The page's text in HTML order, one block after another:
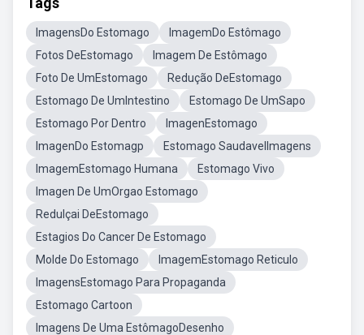
ImagensDo Estomago
ImagemDo Estômago
Fotos DeEstomago
Imagem De Estômago
Foto De UmEstomago
Redução DeEstomago
Estomago De UmIntestino
Estomago De UmSapo
Estomago Por Dentro
ImagenEstomago
ImagenDo Estomagp
Estomago SaudavelImagens
ImagemEstomago Humana
Estomago Vivo
Imagen De UmOrgao Estomago
Redulçai DeEstomago
Estagios Do Cancer De Estomago
Molde Do Estomago
ImagemEstomago Reticulo
ImagensEstomago Para Propaganda
Estomago Cartoon
Imagens De Uma EstômagoDesenho